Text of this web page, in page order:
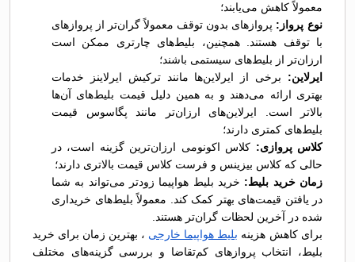
معمولاً کاهش می‌یابند؛
نوع پرواز: پروازهای بدون توقف معمولاً گران‌تر از پروازهای
با توقف هستند. همچنین، بلیط‌های چارتری ممکن است
ارزان‌تر از بلیط‌های سیستمی باشند؛
ایرلاین: برخی از ایرلاین‌ها مانند ترکیش ایرلاینز خدمات
بهتری ارائه می‌دهند و به همین دلیل قیمت بلیط‌های آن‌ها
بالاتر است. ایرلاین‌های ارزان‌تر مانند پگاسوس قیمت
بلیط‌های کمتری دارند؛
کلاس پروازی: کلاس اکونومی ارزان‌ترین گزینه است، در
حالی که کلاس بیزینس و فرست کلاس قیمت بالاتری دارند؛
زمان خرید بلیط: خرید بلیط هواپیما زودتر می‌تواند به شما
در یافتن قیمت‌های بهتر کمک کند. معمولاً بلیط‌های خریداری
شده در آخرین لحظات گران‌تر هستند.
برای کاهش هزینه‌ بلیط هواپیما خارجی ، بهترین زمان برای خرید
بلیط، انتخاب پروازهای کم‌تقاضا و بررسی گزینه‌های مختلف